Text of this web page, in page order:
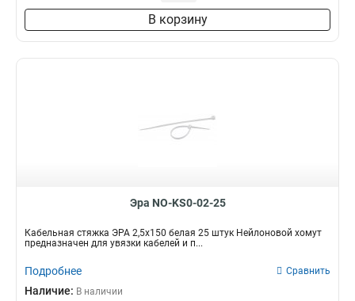
В корзину
Эра NO-KS0-02-25
Кабельная стяжка ЭРА 2,5х150 белая 25 штук Нейлоновой хомут
предназначен для увязки кабелей и п...
Подробнее Сравнить
Наличие: В наличии